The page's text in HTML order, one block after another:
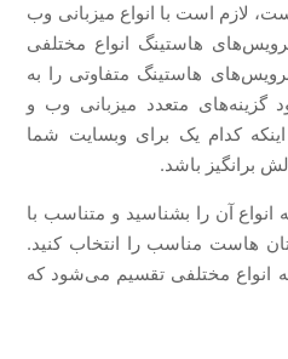
لازم است با انواع میزبانی‌ وب
هاستینگ انواع مختلفی
هاستینگ متفاوتی را به
گزینه‌های متعدد میزبانی وب و
کدام یک برای وبسایت شما
برانگیز باشد.
آن را بشناسید و متناسب با
هاست مناسب را انتخاب کنید.
انواع مختلفی تقسیم می‌شود که